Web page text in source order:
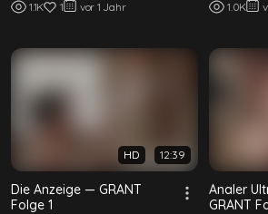
1.1K 1 vor 1 Jahr 1.0K
HD 12:39
Die Anzeige — GRANT
Folge 1
Analer
GRANT